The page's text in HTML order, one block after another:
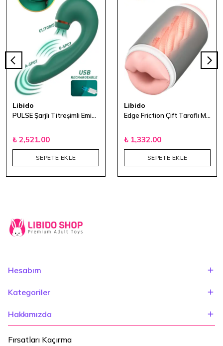
Libido
₺ 2,521.00
SEPETE EKLE
Libido
₺ 1,332.00
SEPETE EKLE
Hesabım
Kategoriler
Hakkımızda
Fırsatları Kaçırma